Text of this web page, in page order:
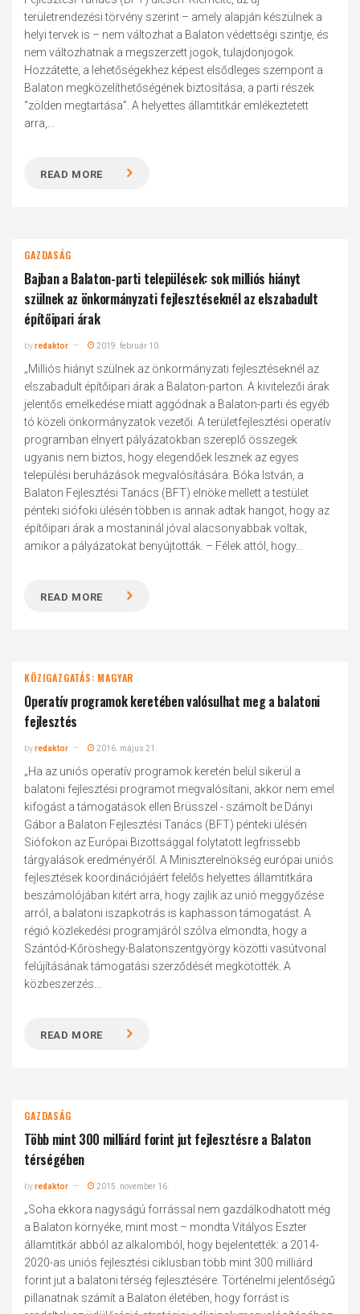
területrendezési törvény szerint – amely alapján készülnek a
helyi tervek is – nem változhat a Balaton védettségi szintje, és
nem változhatnak a megszerzett jogok, tulajdonjogok.
Hozzátette, a lehetőségekhez képest elsődleges szempont a
Balaton megközelíthetőségének biztosítása, a parti részek
“zölden megtartása”. A helyettes államtitkár emlékeztetett
arra,...
READ MORE
GAZDASÁG
Bajban a Balaton-parti települések: sok milliós hiányt
szülnek az önkormányzati fejlesztéseknél az elszabadult
építőipari árak
byredaktor 2019. február 10.
„Milliós hiányt szülnek az önkormányzati fejlesztéseknél az
elszabadult építőipari árak a Balaton-parton. A kivitelezői árak
jelentős emelkedése miatt aggódnak a Balaton-parti és egyéb
tó közeli önkormányzatok vezetői. A területfejlesztési operatív
programban elnyert pályázatokban szereplő összegek
ugyanis nem biztos, hogy elegendőek lesznek az egyes
települési beruházások megvalósítására. Bóka István, a
Balaton Fejlesztési Tanács (BFT) elnöke mellett a testület
pénteki siófoki ülésén többen is annak adtak hangot, hogy az
építőipari árak a mostaninál jóval alacsonyabbak voltak,
amikor a pályázatokat benyújtották. – Félek attól, hogy...
READ MORE
KÖZIGAZGATÁS: MAGYAR
Operatív programok keretében valósulhat meg a balatoni
fejlesztés
byredaktor 2016. május 21.
„Ha az uniós operatív programok keretén belül sikerül a
balatoni fejlesztési programot megvalósítani, akkor nem emel
kifogást a támogatások ellen Brüsszel - számolt be Dányi
Gábor a Balaton Fejlesztési Tanács (BFT) pénteki ülésén
Siófokon az Európai Bizottsággal folytatott legfrissebb
tárgyalások eredményéről. A Miniszterelnökség európai uniós
fejlesztések koordinációjáért felelős helyettes államtitkára
beszámolójában kitért arra, hogy zajlik az unió meggyőzése
arról, a balatoni iszapkotrás is kaphasson támogatást. A
régió közlekedési programjáról szólva elmondta, hogy a
Szántód-Kőröshegy-Balatonszentgyörgy közötti vasútvonal
felújításának támogatási szerződését megkötötték. A
közbeszerzés...
READ MORE
GAZDASÁG
Több mint 300 milliárd forint jut fejlesztésre a Balaton
térségében
byredaktor 2015. november 16.
„Soha ekkora nagyságú forrással nem gazdálkodhatott még
a Balaton környéke, mint most – mondta Vitályos Eszter
államtitkár abból az alkalomból, hogy bejelentették: a 2014-
2020-as uniós fejlesztési ciklusban több mint 300 milliárd
forint jut a balatoni térség fejlesztésére. Történelmi jelentőségű
pillanatnak számít a Balaton életében, hogy forrást is